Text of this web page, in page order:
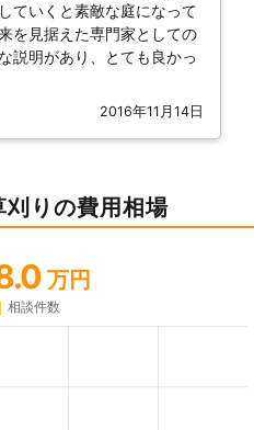
ていくと素敵な庭になって
を見据えた専門家としての
説明があり、とても良かっ
2016年11月14日
りの費用相場
万円